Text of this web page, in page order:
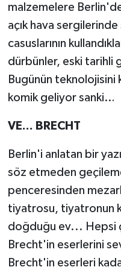
malzemelere
açık hava
casuslarının
dürbünler, eski tarihli
Bugünün teknolojisini
komik geliyor sanki…
VE... BRECHT
Berlin'i anlatan bir
söz etmeden
penceresinden
tiyatrosu, tiyatronun
doğduğu ev... Hepsi
Brecht'in eserlerini
Brecht'in eserleri